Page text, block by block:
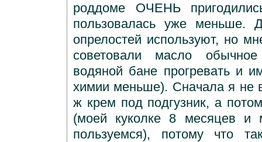
роддоме ОЧЕНЬ
пользовалась уже меньше.
опрелостей используют, но
советовали масло
водяной бане прогревать и
химии меньше). Сначала я не
ж крем под подгузник, а
(моей куколке 8 месяцев
пользуемся), потому что